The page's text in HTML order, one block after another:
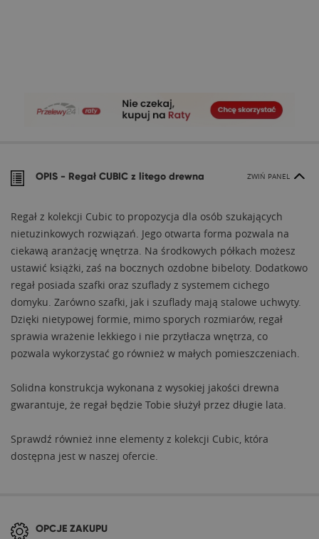
OPIS - Regał CUBIC z litego drewna ZWIŃ PANEL
Regał z kolekcji Cubic to propozycja dla osób szukających
nietuzinkowych rozwiązań. Jego otwarta forma pozwala na
ciekawą aranżację wnętrza. Na środkowych półkach możesz
ustawić książki, zaś na bocznych ozdobne bibeloty. Dodatkowo
regał posiada szafki oraz szuflady z systemem cichego
domyku. Zarówno szafki, jak i szuflady mają stalowe uchwyty.
Dzięki nietypowej formie, mimo sporych rozmiarów, regał
sprawia wrażenie lekkiego i nie przytłacza wnętrza, co
pozwala wykorzystać go również w małych pomieszczeniach.
Solidna konstrukcja wykonana z wysokiej jakości drewna
gwarantuje, że regał będzie Tobie służył przez długie lata.
Sprawdź również inne elementy z kolekcji Cubic, która
dostępna jest w naszej ofercie.
OPCJE ZAKUPU